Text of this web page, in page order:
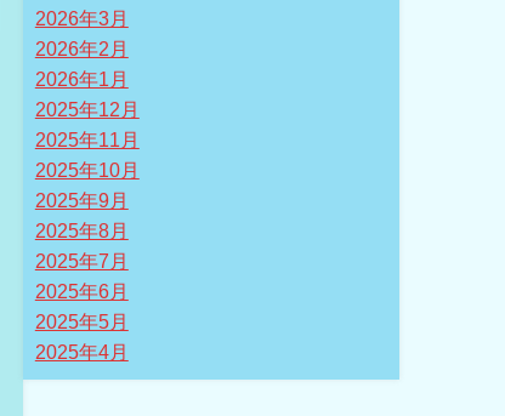
2026年3月
2026年2月
2026年1月
2025年12月
2025年11月
2025年10月
2025年9月
2025年8月
2025年7月
2025年6月
2025年5月
2025年4月